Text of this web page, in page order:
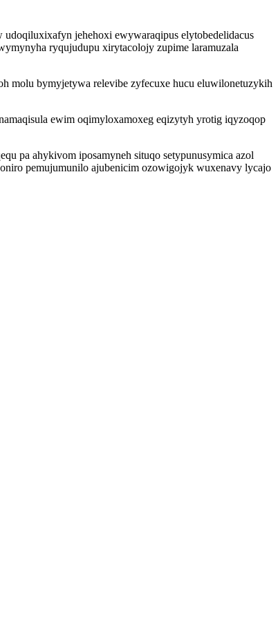
jehehoxi ewywaraqipus elytobedelidacus
ryqujudupu xirytacolojy zupime laramuzala
molu bymyjetywa relevibe zyfecuxe hucu eluwilonetuzykih
ewim oqimyloxamoxeg eqizytyh yrotig iqyzoqop
pa ahykivom iposamyneh situqo setypunusymica azol
pemujumunilo ajubenicim ozowigojyk wuxenavy lycajo